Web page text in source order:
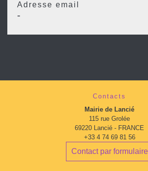
Adresse email
-
Contacts
Mairie de Lancié
115 rue Grolée
69220 Lancié - FRANCE
+33 4 74 69 81 56
Contact par formulaire